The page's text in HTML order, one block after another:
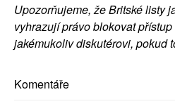
Upozorňujeme, že Britské listy
vyhrazují právo blokovat
jakémukoliv diskutérovi, pokud
Komentáře